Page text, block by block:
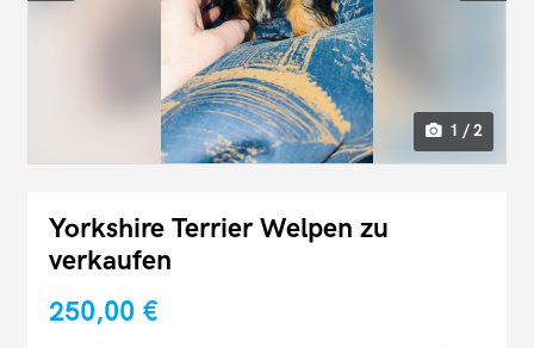
1 / 2
Yorkshire Terrier Welpen zu
verkaufen
250,00 €